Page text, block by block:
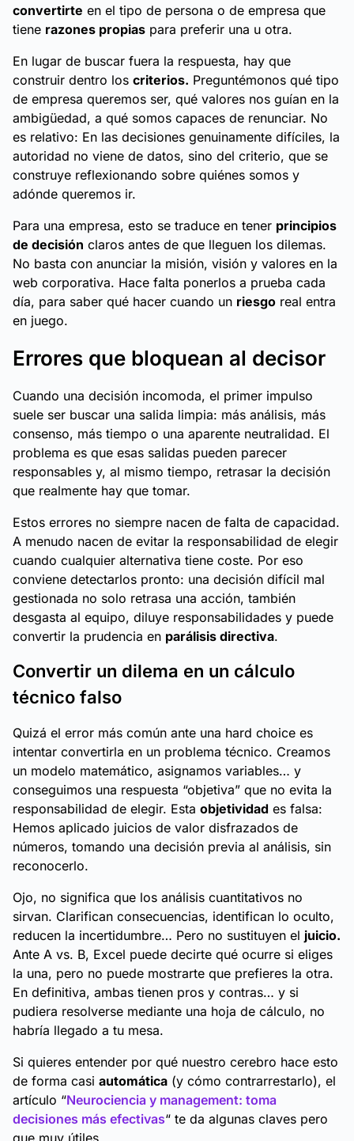
convertirte en el tipo de persona o de empresa que
tiene razones propias para preferir una u otra.
En lugar de buscar fuera la respuesta, hay que
construir dentro los criterios. Preguntémonos qué tipo
de empresa queremos ser, qué valores nos guían en la
ambigüedad, a qué somos capaces de renunciar. No
es relativo: En las decisiones genuinamente difíciles, la
autoridad no viene de datos, sino del criterio, que se
construye reflexionando sobre quiénes somos y
adónde queremos ir.
Para una empresa, esto se traduce en tener principios
de decisión claros antes de que lleguen los dilemas.
No basta con anunciar la misión, visión y valores en la
web corporativa. Hace falta ponerlos a prueba cada
día, para saber qué hacer cuando un riesgo real entra
en juego.
Errores que bloquean al decisor
Cuando una decisión incomoda, el primer impulso
suele ser buscar una salida limpia: más análisis, más
consenso, más tiempo o una aparente neutralidad. El
problema es que esas salidas pueden parecer
responsables y, al mismo tiempo, retrasar la decisión
que realmente hay que tomar.
Estos errores no siempre nacen de falta de capacidad.
A menudo nacen de evitar la responsabilidad de elegir
cuando cualquier alternativa tiene coste. Por eso
conviene detectarlos pronto: una decisión difícil mal
gestionada no solo retrasa una acción, también
desgasta al equipo, diluye responsabilidades y puede
convertir la prudencia en parálisis directiva.
Convertir un dilema en un cálculo
técnico falso
Quizá el error más común ante una hard choice es
intentar convertirla en un problema técnico. Creamos
un modelo matemático, asignamos variables… y
conseguimos una respuesta “objetiva” que no evita la
responsabilidad de elegir. Esta objetividad es falsa:
Hemos aplicado juicios de valor disfrazados de
números, tomando una decisión previa al análisis, sin
reconocerlo.
Ojo, no significa que los análisis cuantitativos no
sirvan. Clarifican consecuencias, identifican lo oculto,
reducen la incertidumbre… Pero no sustituyen el juicio.
Ante A vs. B, Excel puede decirte qué ocurre si eliges
la una, pero no puede mostrarte que prefieres la otra.
En definitiva, ambas tienen pros y contras… y si
pudiera resolverse mediante una hoja de cálculo, no
habría llegado a tu mesa.
Si quieres entender por qué nuestro cerebro hace esto
de forma casi automática (y cómo contrarrestarlo), el
artículo “Neurociencia y management: toma
decisiones más efectivas“ te da algunas claves pero
que muy útiles.